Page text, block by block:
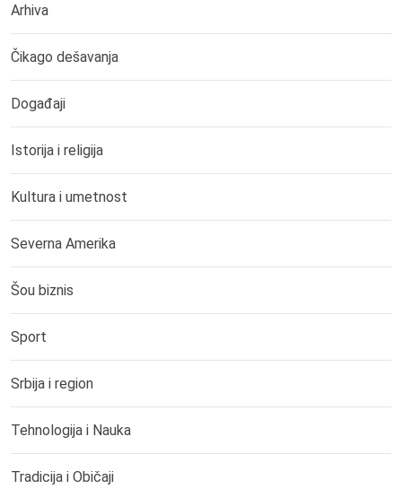
Arhiva
Čikago dešavanja
Događaji
Istorija i religija
Kultura i umetnost
Severna Amerika
Šou biznis
Sport
Srbija i region
Tehnologija i Nauka
Tradicija i Običaji